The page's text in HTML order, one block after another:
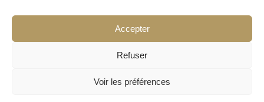
Accepter
Refuser
Voir les préférences
peuvent
être
choisies
page
peuvent
choisies